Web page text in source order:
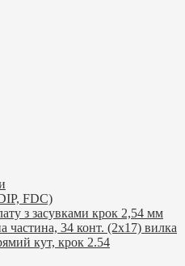
FDC)
з засувками крок 2,54 мм
частина, 34 конт. (2х17) вилка
кут, крок 2.54